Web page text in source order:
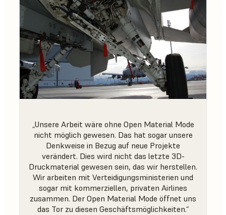
„Unsere Arbeit wäre ohne Open Material Mode
nicht möglich gewesen. Das hat sogar unsere
Denkweise in Bezug auf neue Projekte
verändert. Dies wird nicht das letzte 3D-
Druckmaterial gewesen sein, das wir herstellen.
Wir arbeiten mit Verteidigungsministerien und
sogar mit kommerziellen, privaten Airlines
zusammen. Der Open Material Mode öffnet uns
das Tor zu diesen Geschäftsmöglichkeiten.“